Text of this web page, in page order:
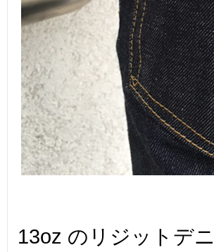
13oz のリジットデ